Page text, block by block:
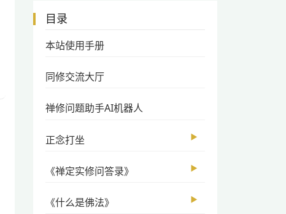
目录
本站使用手册
同修交流大厅
禅修问题助手AI机器人
正念打坐 ▶
《禅定实修问答录》 ▶
《什么是佛法》 ▶